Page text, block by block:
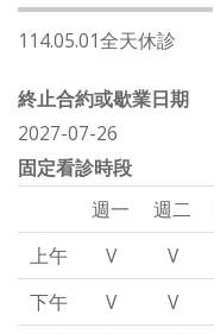
114.05.01全天休診
終止合約或歇業日期
2027-07-26
固定看診時段
週一
週二
上午
V V
下午
V V